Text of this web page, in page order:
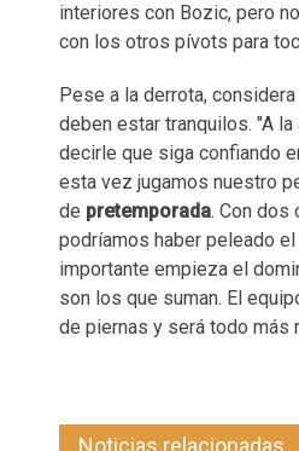
interiores con Bozic, pero
con los otros pívots para
Pese a la derrota,
deben estar tranquilos. "A
decirle que siga confiando
esta vez jugamos nuestro
de pretemporada. Con dos
podríamos haber peleado
importante empieza el
son los que suman. El
de piernas y será todo más
Noticias relacionadas